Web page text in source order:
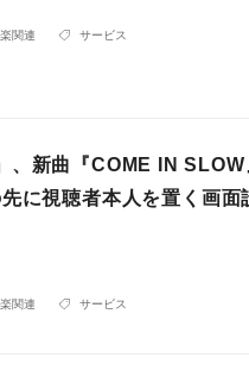
関連 サービス
新曲『COME IN SLOW
に視聴者本人を置く画面
関連 サービス